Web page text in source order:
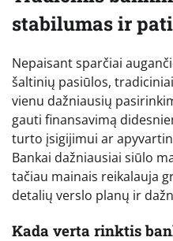
stabilumas ir
Nepaisant sparčiai
šaltinių pasiūlos,
vienu dažniausių
gauti finansavimą
turto įsigijimui ar
Bankai dažniausiai siūlo
tačiau mainais reikalauja
detalių verslo planų ir
Kada verta rinktis